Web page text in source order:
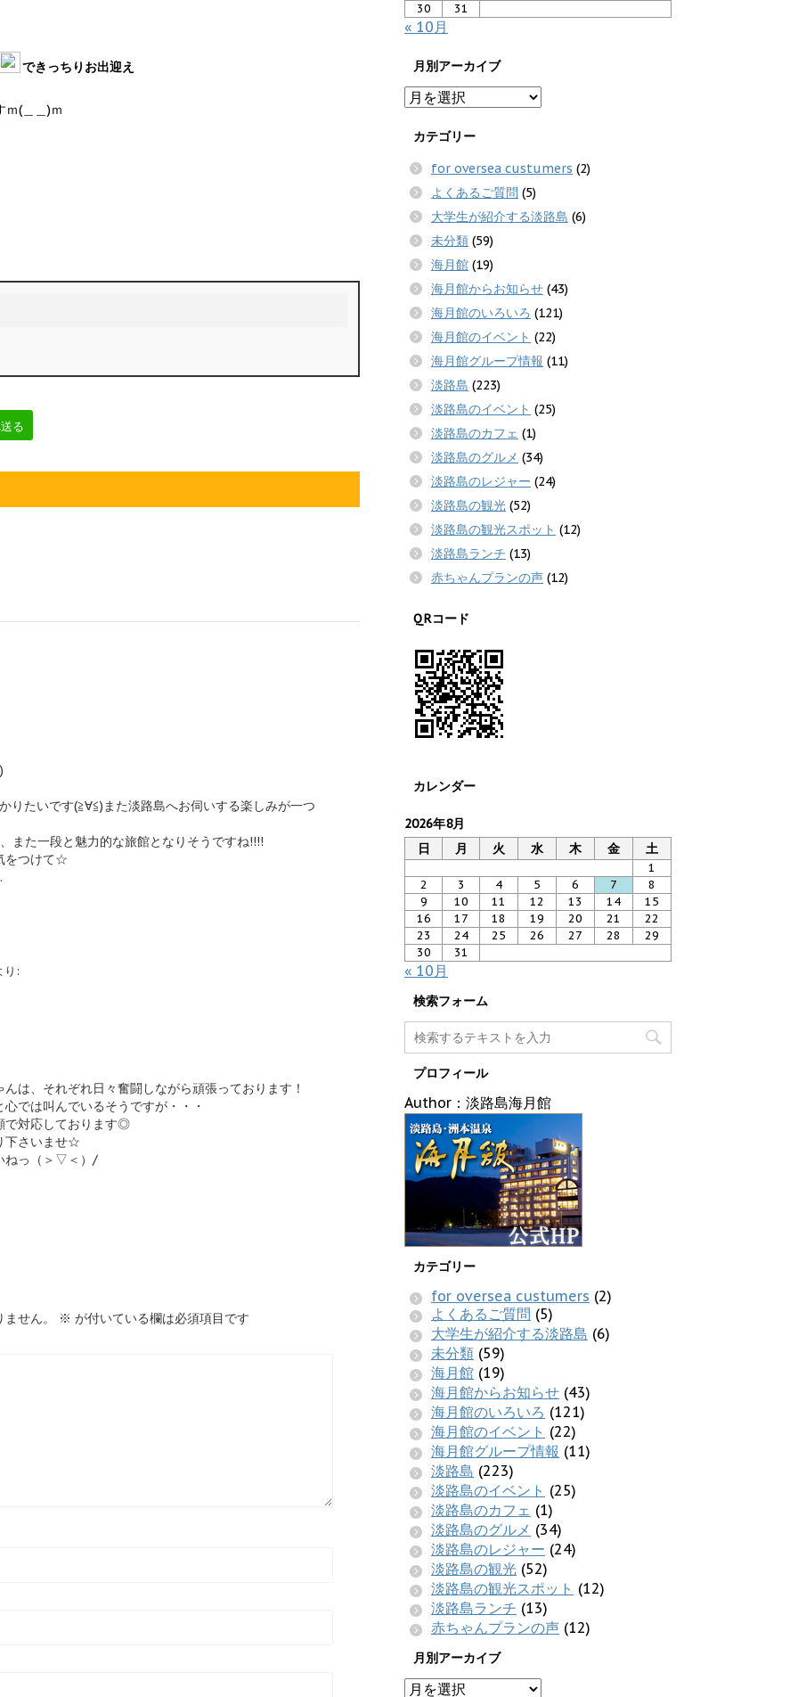
できっちりお出迎え
ｍ(＿＿)ｍ
る
りたいです(≧∀≦)また淡路島へお伺いする楽しみが一つ
た一段と魅力的な旅館となりそうですね!!!!
をつけて☆
り:
は、それぞれ日々奮闘しながら頑張っております！
では叫んでいるそうですが・・・
で対応しております◎
下さいませ☆
ねっ（＞▽＜）/
せん。 ※ が付いている欄は必須項目です
30
31
« 10月
月別アーカイブ
カテゴリー
for oversea custumers (2)
よくあるご質問 (5)
大学生が紹介する淡路島 (6)
未分類 (59)
海月館 (19)
海月館からお知らせ (43)
海月館のいろいろ (121)
海月館のイベント (22)
海月館グループ情報 (11)
淡路島 (223)
淡路島のイベント (25)
淡路島のカフェ (1)
淡路島のグルメ (34)
淡路島のレジャー (24)
淡路島の観光 (52)
淡路島の観光スポット (12)
淡路島ランチ (13)
赤ちゃんプランの声 (12)
QRコード
カレンダー
2026年8月
日
月 火 水 木 金 土
1
2
3 4 5 6 7
8
9
10 11 12 13 14
15
16
17 18 19 20 21
22
23
24 25 26 27 28
29
30
31
« 10月
検索フォーム
プロフィール
Author：淡路島海月館
カテゴリー
for oversea custumers (2)
よくあるご質問 (5)
大学生が紹介する淡路島 (6)
未分類 (59)
海月館 (19)
海月館からお知らせ (43)
海月館のいろいろ (121)
海月館のイベント (22)
海月館グループ情報 (11)
淡路島 (223)
淡路島のイベント (25)
淡路島のカフェ (1)
淡路島のグルメ (34)
淡路島のレジャー (24)
淡路島の観光 (52)
淡路島の観光スポット (12)
淡路島ランチ (13)
赤ちゃんプランの声 (12)
月別アーカイブ